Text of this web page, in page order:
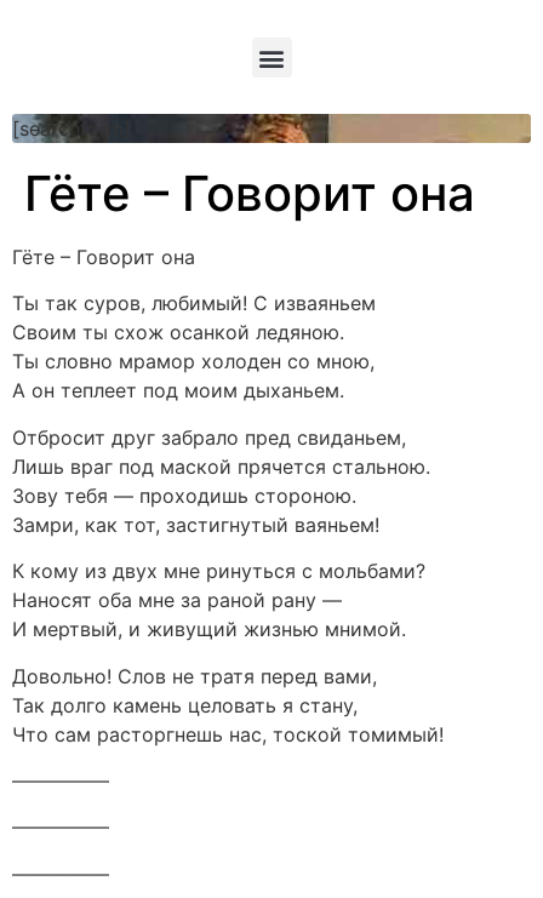
[searchform]
Гёте – Говорит она
Гёте – Говорит она
Ты так суров, любимый! С изваяньем
Своим ты схож осанкой ледяною.
Ты словно мрамор холоден со мною,
А он теплеет под моим дыханьем.
Отбросит друг забрало пред свиданьем,
Лишь враг под маской прячется стальною.
Зову тебя — проходишь стороною.
Замри, как тот, застигнутый ваяньем!
К кому из двух мне ринуться с мольбами?
Наносят оба мне за раной рану —
И мертвый, и живущий жизнью мнимой.
Довольно! Слов не тратя перед вами,
Так долго камень целовать я стану,
Что сам расторгнешь нас, тоской томимый!
—————
—————
—————